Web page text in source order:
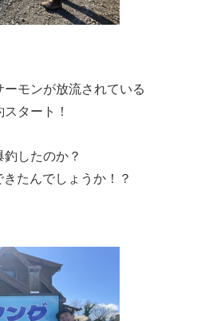
モンが放流されている
タート！
したのか？
きたんでしょうか！？